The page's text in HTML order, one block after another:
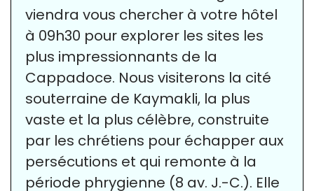
viendra vous chercher à votre hôtel
à 09h30 pour explorer les sites les
plus impressionnants de la
Cappadoce. Nous visiterons la cité
souterraine de Kaymakli, la plus
vaste et la plus célèbre, construite
par les chrétiens pour échapper aux
persécutions et qui remonte à la
période phrygienne (8 av. J.-C.). Elle